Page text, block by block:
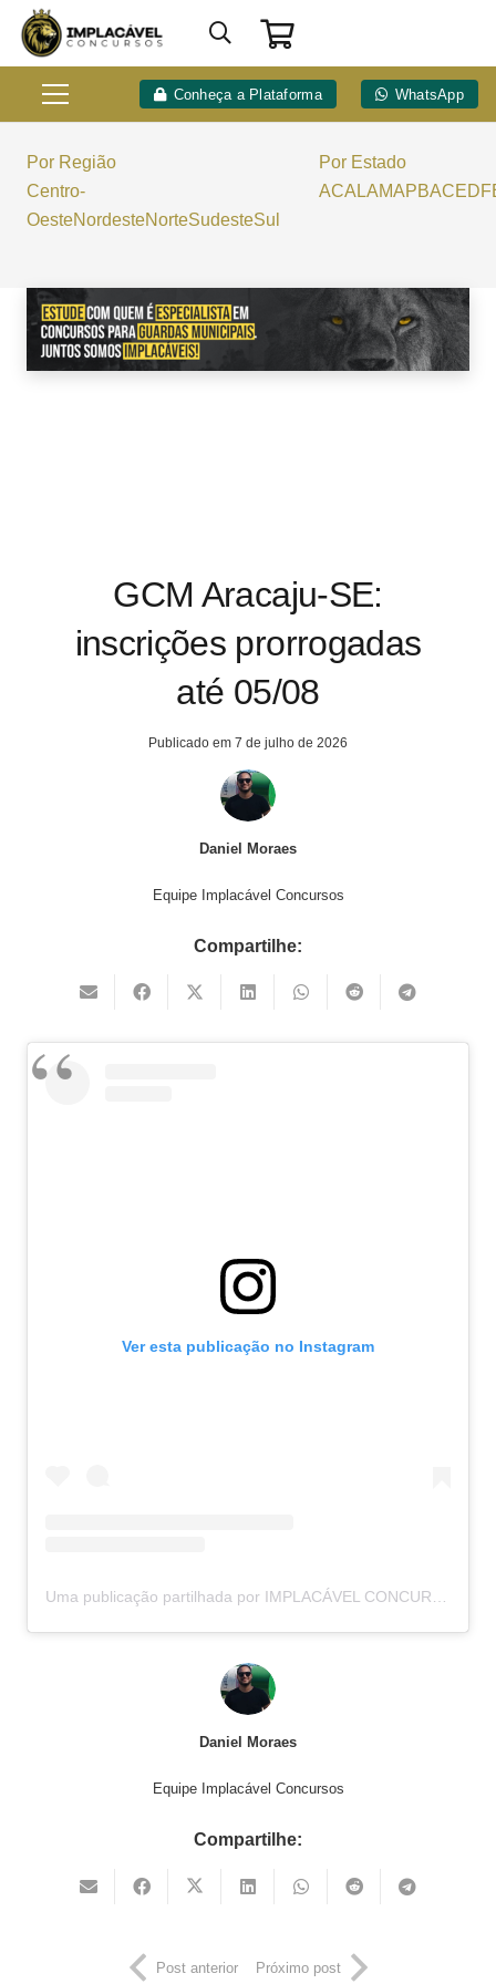
Conheça a Plataforma WhatsApp
Por Região
Centro-
OesteNordesteNorteSudesteSul
Por Estado
ACALAMAPBACEDF
GCM Aracaju-SE:
inscrições prorrogadas
até 05/08
Publicado em 7 de julho de 2026
Daniel Moraes
Equipe Implacável Concursos
Compartilhe:
Ver esta publicação no Instagram
Uma publicação partilhada por IMPLACÁVEL CONCURSOS (@implacavelconcursos)
Daniel Moraes
Equipe Implacável Concursos
Compartilhe:
Post anterior Próximo post